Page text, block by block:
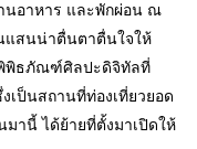
นอาหาร และพักผ่อน ณ
แสนน่าตื่นตาตื่นใจให้
พิพิธภัณฑ์ศิลปะดิจิทัลที่
เป็นสถานที่ท่องเที่ยวยอด
านี้ ได้ย้ายที่ตั้งมาเปิดให้